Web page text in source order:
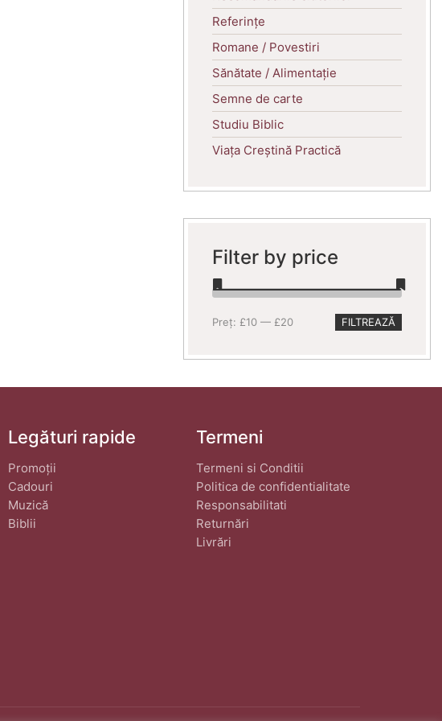
Referințe
Romane / Povestiri
Sănătate / Alimentație
Semne de carte
Studiu Biblic
Viața Creștină Practică
Filter by price
Preț
Preț
FILTREAZĂ
Preț: £10 — £20
Legături rapide
Promoții
Cadouri
Muzică
Biblii
Termeni
Termeni si Conditii
Politica de confidentialitate
Responsabilitati
Returnări
Livrări